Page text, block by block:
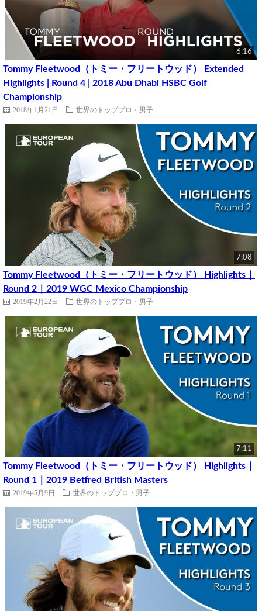
6:16
Tommy Fleetwood（トミー・フリートウッド） Extended
Highlights | Round 4 | 2018 Abu Dhabi HSBC Golf
Championship
2018年1月21日 世界のトッププロ・男子
7:08
Tommy Fleetwood（トミー・フリートウッド） Highlights｜
Round 2｜2019 WGC Mexico Championship
2019年2月22日 世界のトッププロ・男子
7:11
Tommy Fleetwood（トミー・フリートウッド） Highlights｜
Round 1｜2019 Betfred British Masters
2019年5月9日 世界のトッププロ・男子